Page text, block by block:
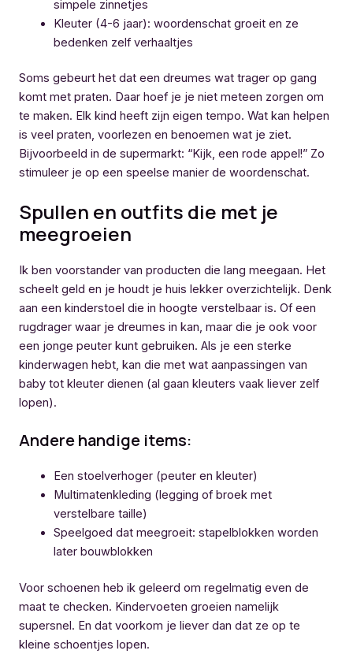
simpele zinnetjes
Kleuter (4-6 jaar): woordenschat groeit en ze
bedenken zelf verhaaltjes
Soms gebeurt het dat een dreumes wat trager op gang
komt met praten. Daar hoef je je niet meteen zorgen om
te maken. Elk kind heeft zijn eigen tempo. Wat kan helpen
is veel praten, voorlezen en benoemen wat je ziet.
Bijvoorbeeld in de supermarkt: “Kijk, een rode appel!” Zo
stimuleer je op een speelse manier de woordenschat.
Spullen en outfits die met je
meegroeien
Ik ben voorstander van producten die lang meegaan. Het
scheelt geld en je houdt je huis lekker overzichtelijk. Denk
aan een kinderstoel die in hoogte verstelbaar is. Of een
rugdrager waar je dreumes in kan, maar die je ook voor
een jonge peuter kunt gebruiken. Als je een sterke
kinderwagen hebt, kan die met wat aanpassingen van
baby tot kleuter dienen (al gaan kleuters vaak liever zelf
lopen).
Andere handige items:
Een stoelverhoger (peuter en kleuter)
Multimatenkleding (legging of broek met
verstelbare taille)
Speelgoed dat meegroeit: stapelblokken worden
later bouwblokken
Voor schoenen heb ik geleerd om regelmatig even de
maat te checken. Kindervoeten groeien namelijk
supersnel. En dat voorkom je liever dan dat ze op te
kleine schoentjes lopen.